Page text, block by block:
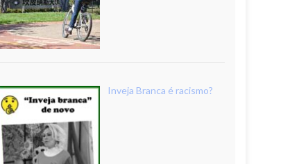
Inveja Branca é racismo?